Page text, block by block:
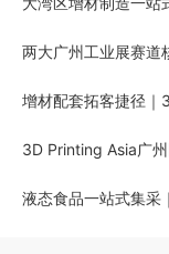
两大广州工业展赛道
增材配套拓客捷径
3D Printing Asia广
液态食品一站式集采